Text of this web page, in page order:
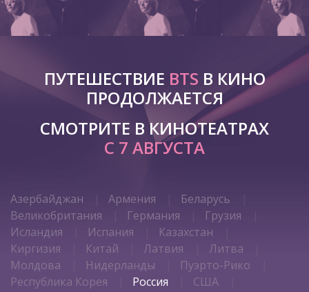
ПУТЕШЕСТВИЕ BTS В КИНО
ПРОДОЛЖАЕТСЯ
СМОТРИТЕ В КИНОТЕАТРАХ
С 7 АВГУСТА
Азербайджан Армения
Беларусь
Великобритания
Германия
Грузия
Исландия
Испания
Казахстан
Киргизия
Китай Латвия
Литва
Молдова
Нидерланды
Пуэрто-Рико
Республика Корея
Россия
США